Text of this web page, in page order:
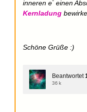
inneren e einen
Kernladung
Schöne Grüße :)
Beantwortet
36 k